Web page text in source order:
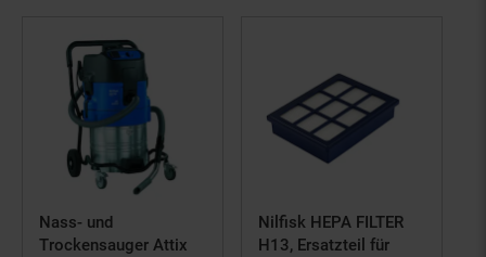
Nass- und
Trockensauger Attix
Nilfisk HEPA FILTER
H13, Ersatzteil für